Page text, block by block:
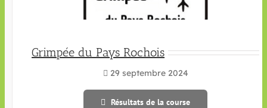
Grimpée du Pays Rochois
29 septembre 2024
Résultats de la course